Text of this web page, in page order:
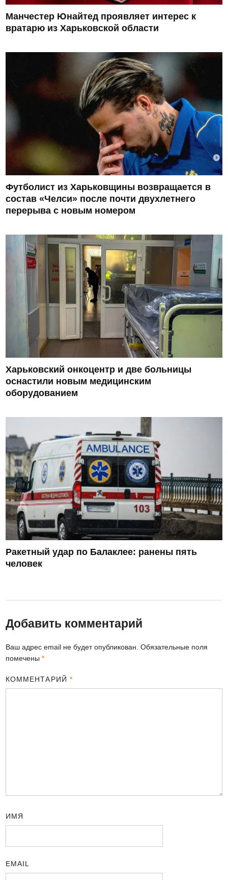
Манчестер Юнайтед проявляет интерес к
вратарю из Харьковской области
Футболист из Харьковщины возвращается в
состав «Челси» после почти двухлетнего
перерыва с новым номером
Харьковский онкоцентр и две больницы
оснастили новым медицинским
оборудованием
Ракетный удар по Балаклее: ранены пять
человек
Добавить комментарий
Ваш адрес email не будет опубликован. Обязательные поля
помечены*
КОММЕНТАРИЙ *
ИМЯ
EMAIL